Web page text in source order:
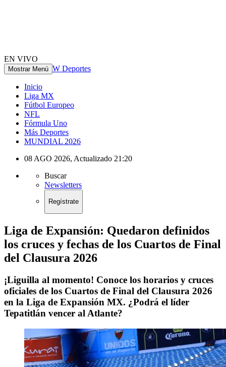
EN VIVO
Mostrar Menú W Deportes
Inicio
Liga MX
Fútbol Europeo
NFL
Fórmula Uno
Más Deportes
MUNDIAL 2026
08 AGO 2026, Actualizado 21:20
Buscar
Newsletters
Regístrate
Liga de Expansión: Quedaron definidos
los cruces y fechas de los Cuartos de Final
del Clausura 2026
¡Liguilla al momento! Conoce los horarios y cruces
oficiales de los Cuartos de Final del Clausura 2026
en la Liga de Expansión MX. ¿Podrá el líder
Tepatitlán vencer al Atlante?